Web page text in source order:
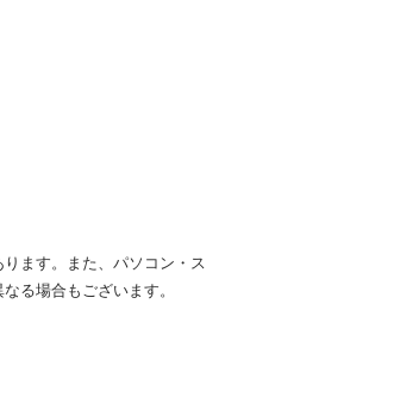
ます。また、パソコン・ス
る場合もございます。